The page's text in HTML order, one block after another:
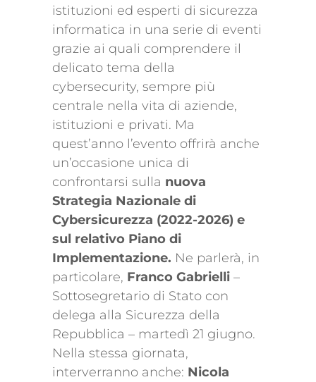
istituzioni ed esperti di sicurezza
informatica in una serie di eventi
grazie ai quali comprendere il
delicato tema della
cybersecurity, sempre più
centrale nella vita di aziende,
istituzioni e privati. Ma
quest’anno l’evento offrirà anche
un’occasione unica di
confrontarsi sulla nuova
Strategia Nazionale di
Cybersicurezza (2022-2026) e
sul relativo Piano di
Implementazione. Ne parlerà, in
particolare, Franco Gabrielli –
Sottosegretario di Stato con
delega alla Sicurezza della
Repubblica – martedì 21 giugno.
Nella stessa giornata,
interverranno anche: Nicola